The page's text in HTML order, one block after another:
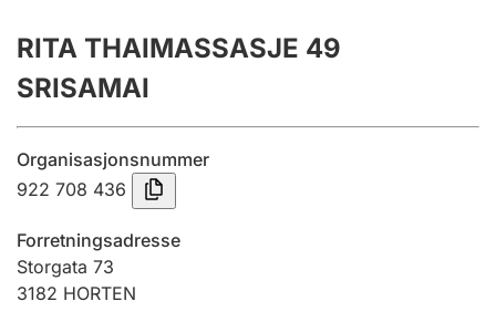
Innsending og forseinkingsgebyr
Tinglysing
Jeger
Betaling og jegeravgiftskort
RITA THAIMASSASJE 49
SRISAMAI
Organisasjonsnummer
922 708 436
Forretningsadresse
Storgata 73
3182 HORTEN